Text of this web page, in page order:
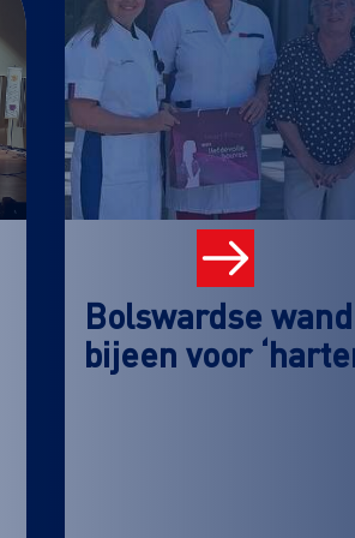
Bolswardse
bijeen voor